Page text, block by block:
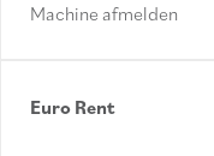
Machine afmelden
Euro Rent